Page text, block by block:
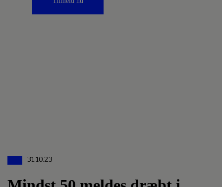
31.10.23